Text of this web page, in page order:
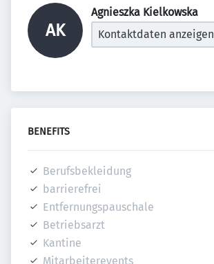
AK
Agnieszka Kielkowska
Kontaktdaten anzeigen
BENEFITS
Berufsbekleidung
barrierefrei
Entfernungspauschale
Betriebsarzt
Kantine
Mitarbeiterevents